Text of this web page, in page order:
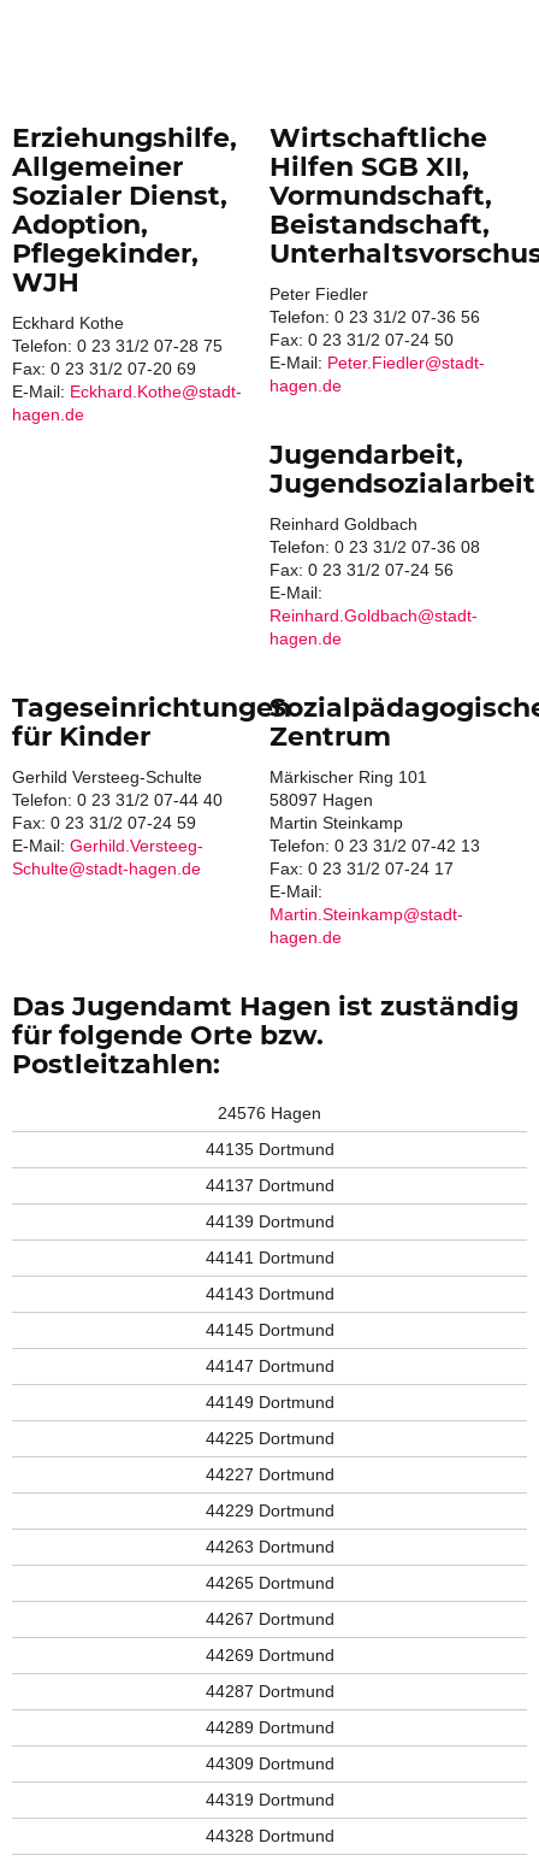
Erziehungshilfe,
Allgemeiner
Sozialer Dienst,
Adoption,
Pflegekinder,
WJH
Eckhard Kothe
Telefon: 0 23 31/2 07-28 75
Fax: 0 23 31/2 07-20 69
E-Mail: Eckhard.Kothe@stadt-
hagen.de
Wirtschaftliche
Hilfen SGB XII,
Vormundschaft,
Beistandschaft,
Peter Fiedler
Telefon: 0 23 31/2 07-36 56
Fax: 0 23 31/2 07-24 50
E-Mail: Peter.Fiedler@stadt-
hagen.de
Jugendarbeit,
Jugendsozialarbeit
Reinhard Goldbach
Telefon: 0 23 31/2 07-36 08
Fax: 0 23 31/2 07-24 56
E-Mail:
Reinhard.Goldbach@stadt-
hagen.de
Tageseinrichtungen
für Kinder
Gerhild Versteeg-Schulte
Telefon: 0 23 31/2 07-44 40
Fax: 0 23 31/2 07-24 59
E-Mail: Gerhild.Versteeg-
Schulte@stadt-hagen.de
Zentrum
Märkischer Ring 101
58097 Hagen
Martin Steinkamp
Telefon: 0 23 31/2 07-42 13
Fax: 0 23 31/2 07-24 17
E-Mail:
Martin.Steinkamp@stadt-
hagen.de
Das Jugendamt Hagen ist zuständig
für folgende Orte bzw.
Postleitzahlen:
24576 Hagen
44135 Dortmund
44137 Dortmund
44139 Dortmund
44141 Dortmund
44143 Dortmund
44145 Dortmund
44147 Dortmund
44149 Dortmund
44225 Dortmund
44227 Dortmund
44229 Dortmund
44263 Dortmund
44265 Dortmund
44267 Dortmund
44269 Dortmund
44287 Dortmund
44289 Dortmund
44309 Dortmund
44319 Dortmund
44328 Dortmund